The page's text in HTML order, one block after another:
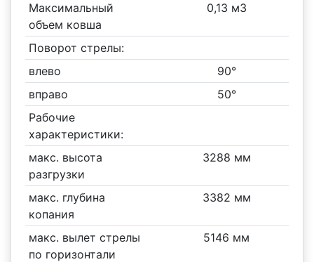
Максимальный
объем ковша
0,13 м3
Поворот стрелы:
влево
90°
вправо
50°
Рабочие
характеристики:
макс. высота
разгрузки
3288 мм
макс. глубина
копания
3382 мм
макс. вылет стрелы
по горизонтали
5146 мм